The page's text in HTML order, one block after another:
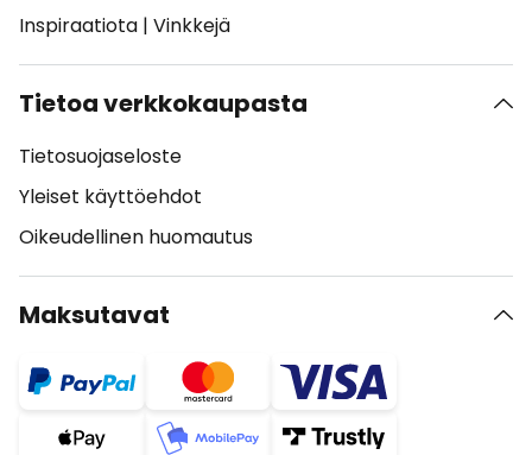
Inspiraatiota | Vinkkejä
Tietoa verkkokaupasta
Tietosuojaseloste
Yleiset käyttöehdot
Oikeudellinen huomautus
Maksutavat